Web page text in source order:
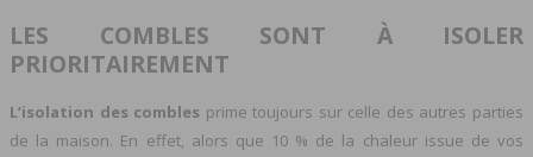
LES COMBLES SONT À ISOLER
PRIORITAIREMENT
L’isolation des combles prime toujours sur celle des autres parties
de la maison. En effet, alors que 10 % de la chaleur issue de vos